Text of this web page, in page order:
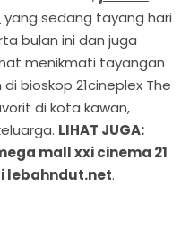
yang sedang tayang hari
bulan ini dan juga
menikmati tayangan
bioskop 21cineplex The
di kota kawan,
LIHAT JUGA:
mall xxi cinema 21
lebahndut.net.